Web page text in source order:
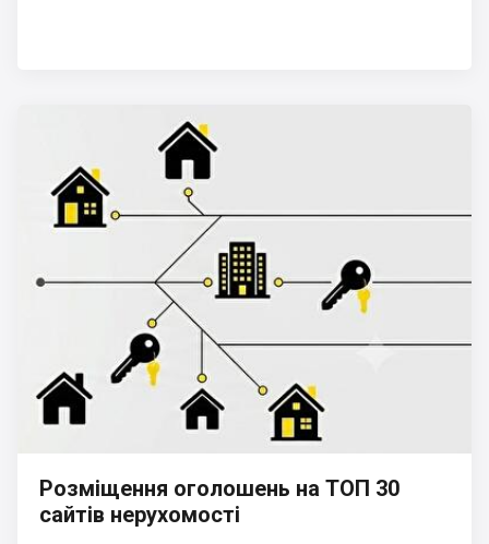
Розміщення оголошень на ТОП 30
сайтів нерухомості